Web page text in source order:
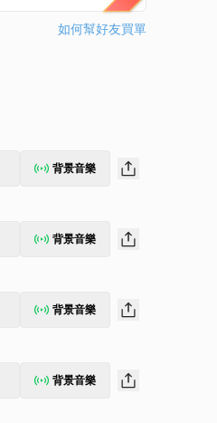
如何幫好友買單
背景音樂
背景音樂
背景音樂
背景音樂